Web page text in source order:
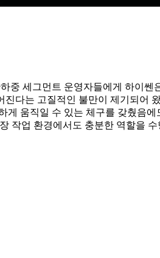
중 세그먼트 운영자들에게 하이
다는 고질적인 불만이 제기되
움직일 수 있는 체구를 갖췄음
작업 환경에서도 충분한 역할을